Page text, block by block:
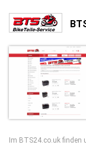
Im BTS24.co.uk